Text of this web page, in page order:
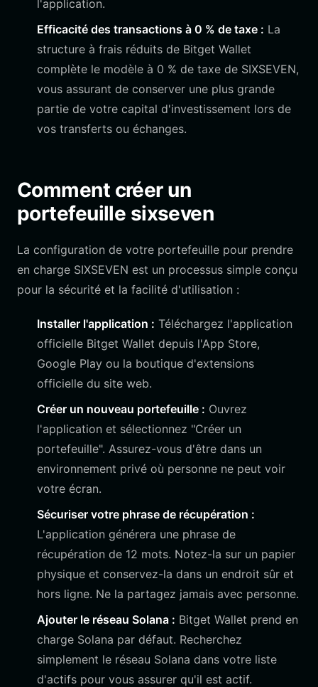
l'application.
Efficacité des transactions à 0 % de taxe : La
structure à frais réduits de Bitget Wallet
complète le modèle à 0 % de taxe de SIXSEVEN,
vous assurant de conserver une plus grande
partie de votre capital d'investissement lors de
vos transferts ou échanges.
Comment créer un
portefeuille sixseven
La configuration de votre portefeuille pour prendre
en charge SIXSEVEN est un processus simple conçu
pour la sécurité et la facilité d'utilisation :
Installer l'application : Téléchargez l'application
officielle Bitget Wallet depuis l'App Store,
Google Play ou la boutique d'extensions
officielle du site web.
Créer un nouveau portefeuille : Ouvrez
l'application et sélectionnez "Créer un
portefeuille". Assurez-vous d'être dans un
environnement privé où personne ne peut voir
votre écran.
Sécuriser votre phrase de récupération :
L'application générera une phrase de
récupération de 12 mots. Notez-la sur un papier
physique et conservez-la dans un endroit sûr et
hors ligne. Ne la partagez jamais avec personne.
Ajouter le réseau Solana : Bitget Wallet prend en
charge Solana par défaut. Recherchez
simplement le réseau Solana dans votre liste
d'actifs pour vous assurer qu'il est actif.